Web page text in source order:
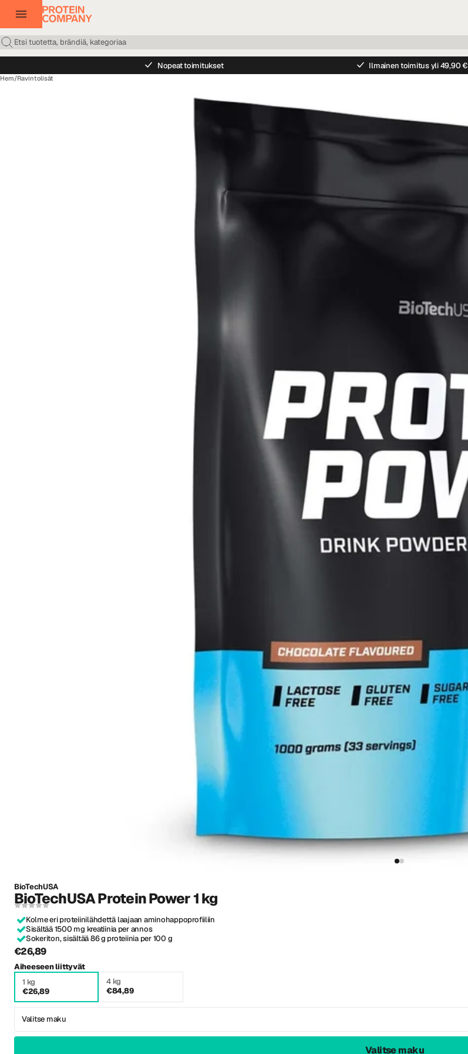
Nopeat toimitukset Ilmainen toimitus yli 49,90 €
Hem/Ravintolisät
BioTechUSA
BioTechUSA Protein Power 1 kg
Kolme eri proteiinilähdettä laajaan aminohappoprofiiliin
Sisältää 1500 mg kreatiinia per annos
Sokeriton, sisältää 86 g proteiinia per 100 g
€26,89
Aiheeseen liittyvät
1 kg
€26,89
4 kg
€84,89
Valitse maku
Valitse maku